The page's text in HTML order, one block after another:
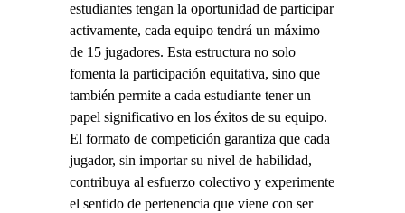
estudiantes tengan la oportunidad de participar
activamente, cada equipo tendrá un máximo
de 15 jugadores. Esta estructura no solo
fomenta la participación equitativa, sino que
también permite a cada estudiante tener un
papel significativo en los éxitos de su equipo.
El formato de competición garantiza que cada
jugador, sin importar su nivel de habilidad,
contribuya al esfuerzo colectivo y experimente
el sentido de pertenencia que viene con ser